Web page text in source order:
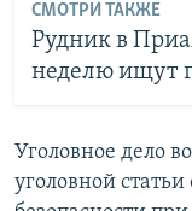
СМОТРИ ТАКЖЕ
Рудник в
неделю ищут
Уголовное дело
уголовной